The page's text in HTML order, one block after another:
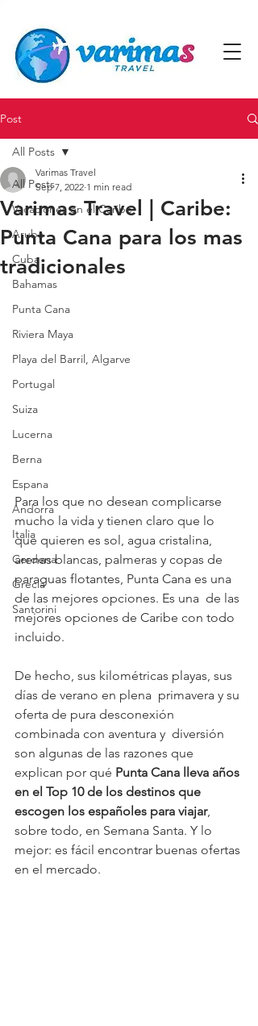
Post
All Posts
Vacaciones en el Caribe
Aruba
Cuba
Bahamas
Punta Cana
Riviera Maya
Playa del Barril, Algarve
Portugal
Suiza
Lucerna
Berna
Espana
Andorra
Italia
Cerdena
Grecia
Santorini
All Posts
Varimas Travel | Caribe:
Punta Cana para los mas
tradicionales
Varimas Travel
Sep 7, 2022 1 min read
Para los que no desean complicarse
mucho la vida y tienen claro que lo
que quieren es sol, agua cristalina,
arenas blancas, palmeras y copas de
paraguas flotantes, Punta Cana es una
de las mejores opciones. Es una  de las
mejores opciones de Caribe con todo
incluido.
De hecho, sus kilométricas playas, sus
días de verano en plena  primavera y su
oferta de pura desconexión
combinada con aventura y  diversión
son algunas de las razones que
explican por qué Punta Cana lleva años
en el Top 10 de los destinos que
escogen los españoles para viajar,
sobre todo, en Semana Santa. Y lo
mejor: es fácil encontrar buenas ofertas
en el mercado.